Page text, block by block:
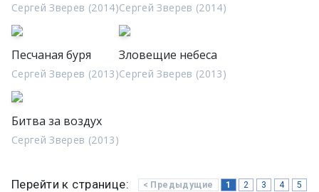
Сергей Зверев (2014)Сергей Зверев (2014)
Песчаная буря
Сергей Зверев (2013)
Зловещие небеса
Сергей Зверев (2013)
Битва за воздух
Сергей Зверев (2013)
Перейти к странице: < Предыдущие 1 2 3 4
5